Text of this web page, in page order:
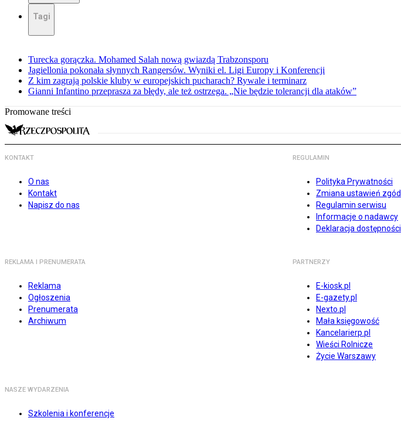
Tagi
Turecka gorączka. Mohamed Salah nową gwiazdą Trabzonsporu
Jagiellonia pokonała słynnych Rangersów. Wyniki el. Ligi Europy i Konferencji
Z kim zagrają polskie kluby w europejskich pucharach? Rywale i terminarz
Gianni Infantino przeprasza za błędy, ale też ostrzega. „Nie będzie tolerancji dla ataków”
Promowane treści
KONTAKT
O nas
Kontakt
Napisz do nas
REGULAMIN
Polityka Prywatności
Zmiana ustawień zgód
Regulamin serwisu
Informacje o nadawcy
Deklaracja dostępności
REKLAMA I PRENUMERATA
Reklama
Ogłoszenia
Prenumerata
Archiwum
PARTNERZY
E-kiosk.pl
E-gazety.pl
Nexto.pl
Mała księgowość
Kancelarierp.pl
Wieści Rolnicze
Życie Warszawy
NASZE WYDARZENIA
Szkolenia i konferencje